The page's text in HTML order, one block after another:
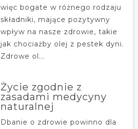
więc bogate w różnego rodzaju
składniki, mające pozytywny
wpływ na nasze zdrowie, takie
jak chociażby olej z pestek dyni.
Zdrowe ol...
Życie zgodnie z
zasadami medycyny
naturalnej
Dbanie o zdrowie powinno dla